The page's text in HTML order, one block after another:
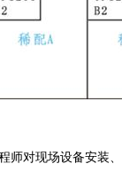
师对现场设备安装